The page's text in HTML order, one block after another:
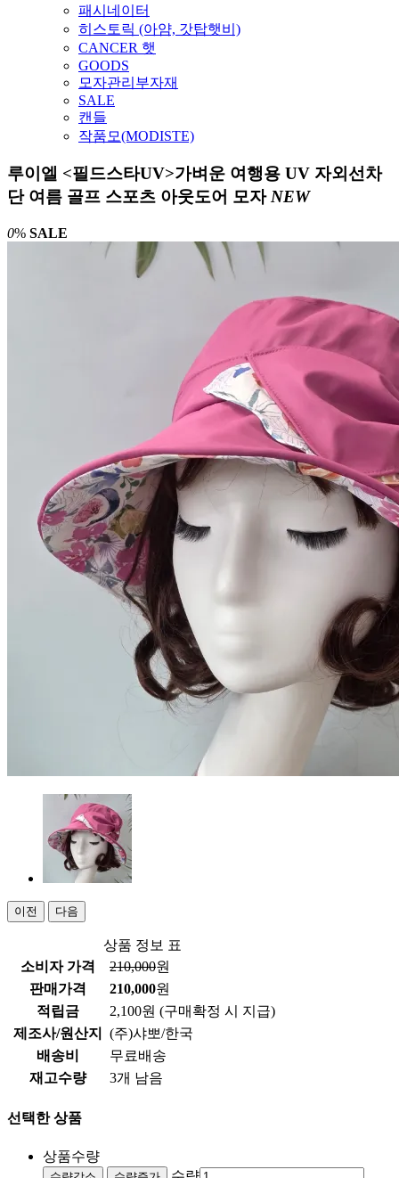
패시네이터
히스토릭 (아얌, 갓탑햇비)
CANCER 햇
GOODS
모자관리부자재
SALE
캔들
작품모(MODISTE)
루이엘 <필드스타UV>가벼운 여행용 UV 자외선차
단 여름 골프 스포츠 아웃도어 모자NEW
0% SALE
이전 다음
상품 정보 표
소비자 가격
210,000원
판매가격
210,000원
적립금
2,100원 (구매확정 시 지급)
제조사/원산지
(주)샤뽀/한국
배송비
무료배송
재고수량
3개 남음
선택한 상품
상품수량